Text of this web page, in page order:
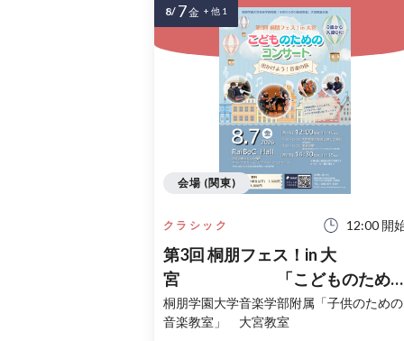
クラシック 12:00 開
第3回 桐朋フェス！in 大
宮 「こどものため
コンサート」〜出かけよう！音
の旅〜
桐朋学園大学音楽学部附属「子供のための
音楽教室」 大宮教室
会場 (関東)
8/ 7金 + 他 1